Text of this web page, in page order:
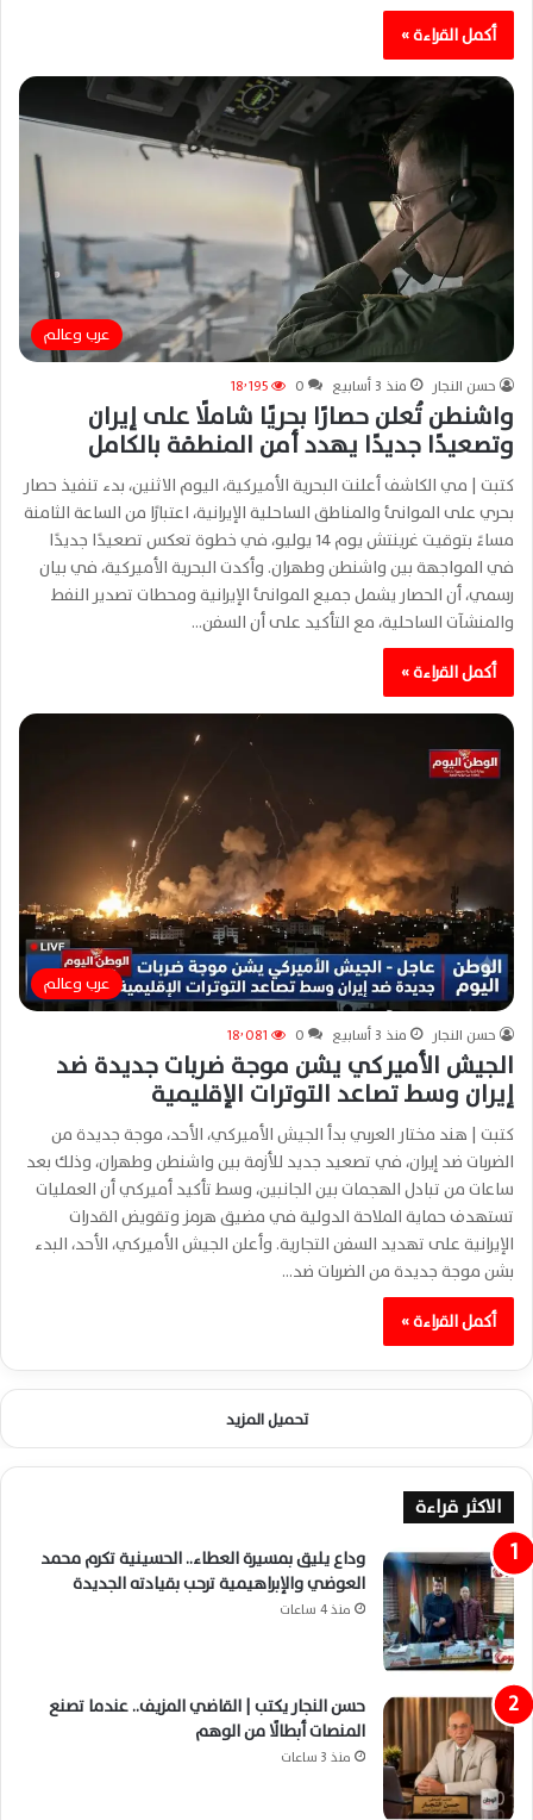
أكمل القراءة »
عرب وعالم
حسن النجار منذ 3 أسابيع 0 18٬195
واشنطن تُعلن حصارًا بحريًا شاملًا على إيران
وتصعيدًا جديدًا يهدد أمن المنطقة بالكامل
كتبت | مي الكاشف أعلنت البحرية الأميركية، اليوم الاثنين، بدء تنفيذ حصار
بحري على الموانئ والمناطق الساحلية الإيرانية، اعتبارًا من الساعة الثامنة
مساءً بتوقيت غرينتش يوم 14 يوليو، في خطوة تعكس تصعيدًا جديدًا
في المواجهة بين واشنطن وطهران. وأكدت البحرية الأميركية، في بيان
رسمي، أن الحصار يشمل جميع الموانئ الإيرانية ومحطات تصدير النفط
والمنشآت الساحلية، مع التأكيد على أن السفن…
أكمل القراءة »
عرب وعالم
حسن النجار منذ 3 أسابيع 0 18٬081
الجيش الأميركي يشن موجة ضربات جديدة ضد
إيران وسط تصاعد التوترات الإقليمية
كتبت | هند مختار العربي بدأ الجيش الأميركي، الأحد، موجة جديدة من
الضربات ضد إيران، في تصعيد جديد للأزمة بين واشنطن وطهران، وذلك بعد
ساعات من تبادل الهجمات بين الجانبين، وسط تأكيد أميركي أن العمليات
تستهدف حماية الملاحة الدولية في مضيق هرمز وتقويض القدرات
الإيرانية على تهديد السفن التجارية. وأعلن الجيش الأميركي، الأحد، البدء
بشن موجة جديدة من الضربات ضد…
أكمل القراءة »
تحميل المزيد
الاكثر قراءة
وداع يليق بمسيرة العطاء.. الحسينية تكرم محمد
العوضي والإبراهيمية ترحب بقيادته الجديدة
منذ 4 ساعات
حسن النجار يكتب | القاضي المزيف.. عندما تصنع
المنصات أبطالًا من الوهم
منذ 3 ساعات